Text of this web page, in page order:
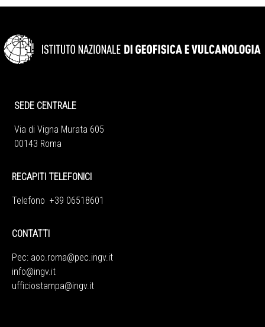
SEDE CENTRALE
Via di Vigna Murata 605
00143 Roma
RECAPITI TELEFONICI
Telefono +39 06518601
CONTATTI
Pec: aoo.roma@pec.ingv.it
info@ingv.it
ufficiostampa@ingv.it